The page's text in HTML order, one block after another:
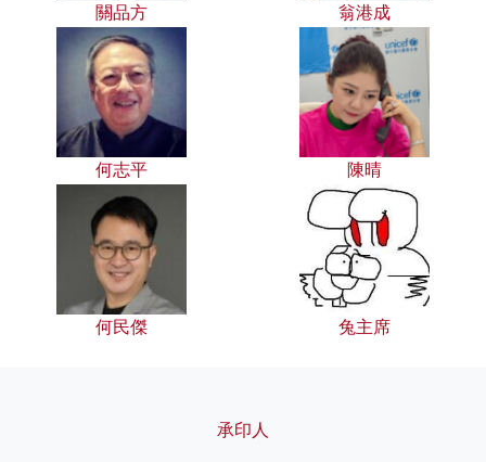
關品方 翁港成
何志平 陳晴
何民傑 兔主席
承印人